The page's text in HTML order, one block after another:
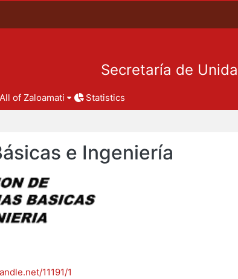
Secretaría de
All of Zaloamati Statistics
e Ingeniería
11191/1